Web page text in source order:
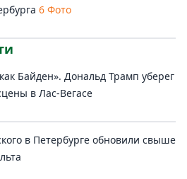
6 Фото
Байден». Дональд Трамп уберег
в Лас-Вегасе
в Петербурге обновили свыше